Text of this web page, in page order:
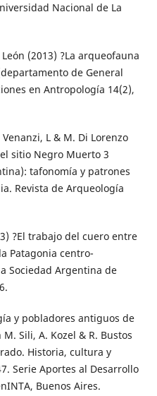
Nacional de La
(2013) ?La arqueofauna
de General
en Antropología 14(2),
L & M. Di Lorenzo
sitio Negro Muerto 3
tafonomía y patrones
Revista de Arqueología
?El trabajo del cuero entre
Patagonia centro-
Sociedad Argentina de
y pobladores antiguos de
Sili, A. Kozel & R. Bustos
Historia, cultura y
Serie Aportes al Desarrollo
Buenos Aires.